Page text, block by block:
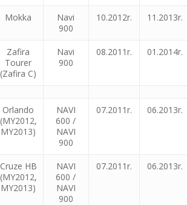
Mokka
Navi
900
10.2012r. 11.2013r.
Zafira
Tourer
(Zafira C)
Navi
900
08.2011r. 01.2014r.
Orlando
(MY2012,
MY2013)
NAVI
600 /
NAVI
900
07.2011r. 06.2013r.
Cruze HB
(MY2012,
MY2013)
NAVI
600 /
NAVI
900
07.2011r. 06.2013r.